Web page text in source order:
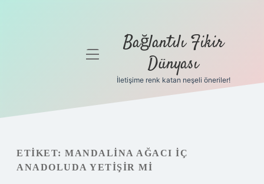
Gizlilik
Yasal Uyarı
menüyü
Bağlantılı Fikir
Dünyası
İletişime renk katan neşeli öneriler!
ETIKET: MANDALINA AĞACI IÇ
ANADOLUDA YETIŞIR MI